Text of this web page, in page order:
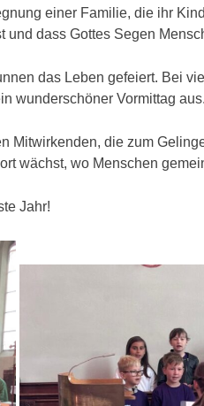
einer Familie, die ihr
dass Gottes Segen
das Leben gefeiert. Bei
wunderschöner Vormittag aus.
Mitwirkenden, die zum
wächst, wo Menschen
Jahr!